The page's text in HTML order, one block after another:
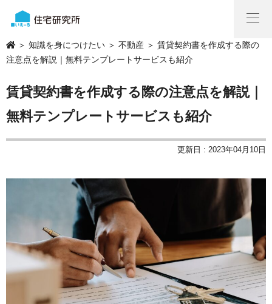
＞ 知識を身につけたい ＞ 不動産 ＞ 賃貸契約書を作成する際の
注意点を解説｜無料テンプレートサービスも紹介
賃貸契約書を作成する際の注意点を解説｜
無料テンプレートサービスも紹介
更新日 : 2023年04月10日